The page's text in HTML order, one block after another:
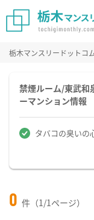
栃木マンスリードットコ
禁煙ルーム/東武和
ーマンション情報
タバコの臭いの
0 件（1/1ページ）